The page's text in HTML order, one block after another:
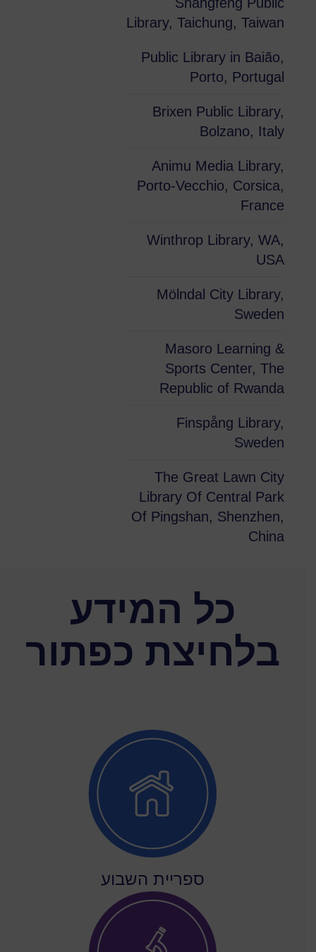
Library, Taichung, Taiwan
Public Library in Baião,
Porto, Portugal
Brixen Public Library,
Bolzano, Italy
Animu Media Library,
Porto-Vecchio, Corsica,
France
Winthrop Library, WA,
USA
Mölndal City Library,
Sweden
Masoro Learning &
Sports Center, The
Republic of Rwanda
Finspång Library,
Sweden
The Great Lawn City
Library Of Central Park
Of Pingshan, Shenzhen,
China
כל המידע
בלחיצת כפתור
ספריית השבוע